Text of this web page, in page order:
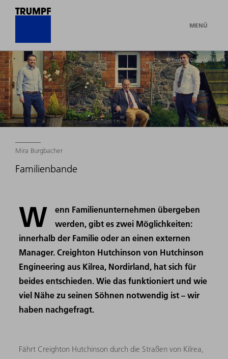
MENÜ
© Frederik Dulay-Winkler
Mira Burgbacher
Familienbande
W
enn Familienunternehmen übergeben
werden, gibt es zwei Möglichkeiten:
innerhalb der Familie oder an einen externen
Manager. Creighton Hutchinson von Hutchinson
Engineering aus Kilrea, Nordirland, hat sich für
beides entschieden. Wie das funktioniert und wie
viel Nähe zu seinen Söhnen notwendig ist – wir
haben nachgefragt.
Fährt Creighton Hutchinson durch die Straßen von Kilrea,